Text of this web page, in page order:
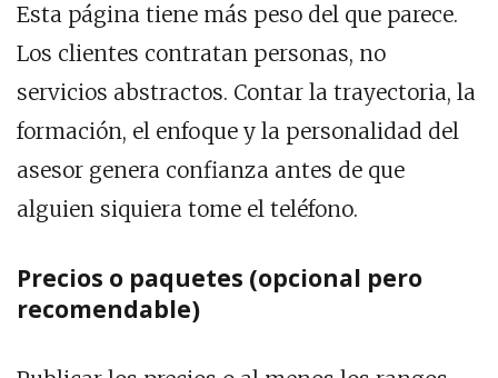
Esta página tiene más peso del que parece.
Los clientes contratan personas, no
servicios abstractos. Contar la trayectoria, la
formación, el enfoque y la personalidad del
asesor genera confianza antes de que
alguien siquiera tome el teléfono.
Precios o paquetes (opcional pero
recomendable)